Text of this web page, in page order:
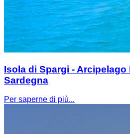
Isola di Spargi - Arcipelago
Sardegna
Per saperne di più...